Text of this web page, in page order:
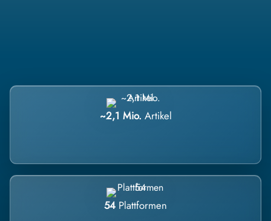
~2,1 Mio. Artikel
54 Plattformen